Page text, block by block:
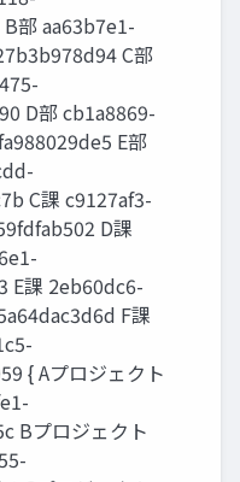
部 aa63b7e1-
C部
D部 cb1a8869-
E部
C課 c9127af3-
D課
E課 2eb60dc6-
F課
{ Aプロジェクト
Bプロジェクト